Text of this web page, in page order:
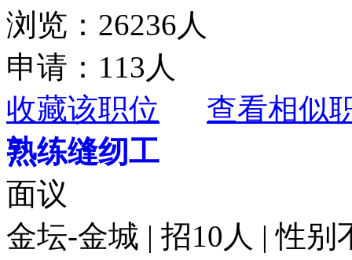
浏览：26236人
申请：113人
收藏该职位
查看相似
熟练缝纫工
面议
金坛-金城 | 招10人 | 性